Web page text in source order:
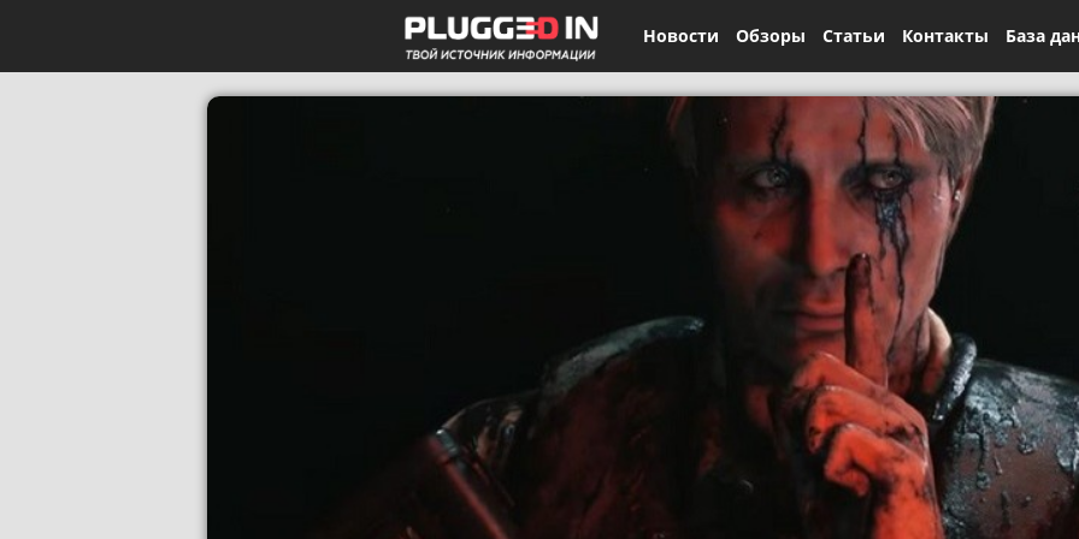
Новости Обзоры Статьи Контакты База